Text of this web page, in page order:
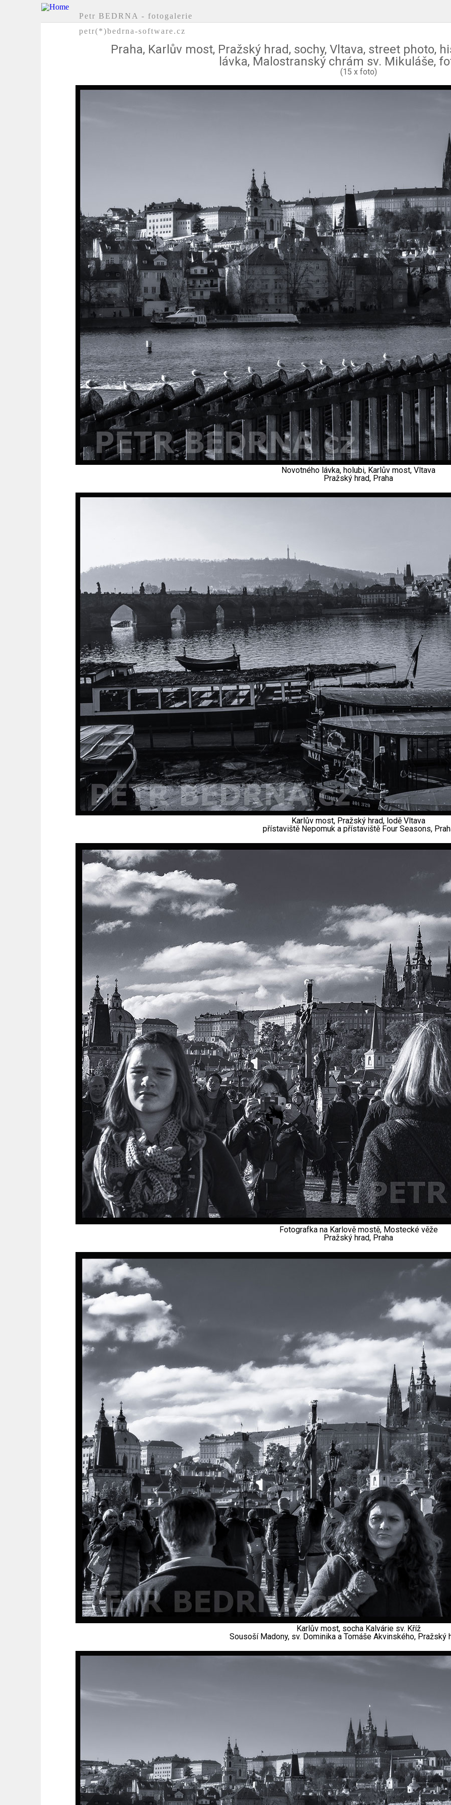
Petr BEDRNA - fotogalerie
petr(*)bedrna-software.cz
Praha, Karlův most, Pražský hrad, sochy, Vltava, street photo,
lávka, Malostranský chrám sv. Mikuláše,
(15 x foto)
Novotného lávka, holubi, Karlův most, Vltava
Pražský hrad, Praha
Karlův most, Pražský hrad, lodě Vltava
přístaviště Nepomuk a přístaviště Four Seasons,
Fotografka na Karlově mostě, Mostecké věže
Pražský hrad, Praha
Karlův most, socha Kalvárie sv. Kříž
Sousoší Madony, sv. Dominika a Tomáše Akvinského, Pražský